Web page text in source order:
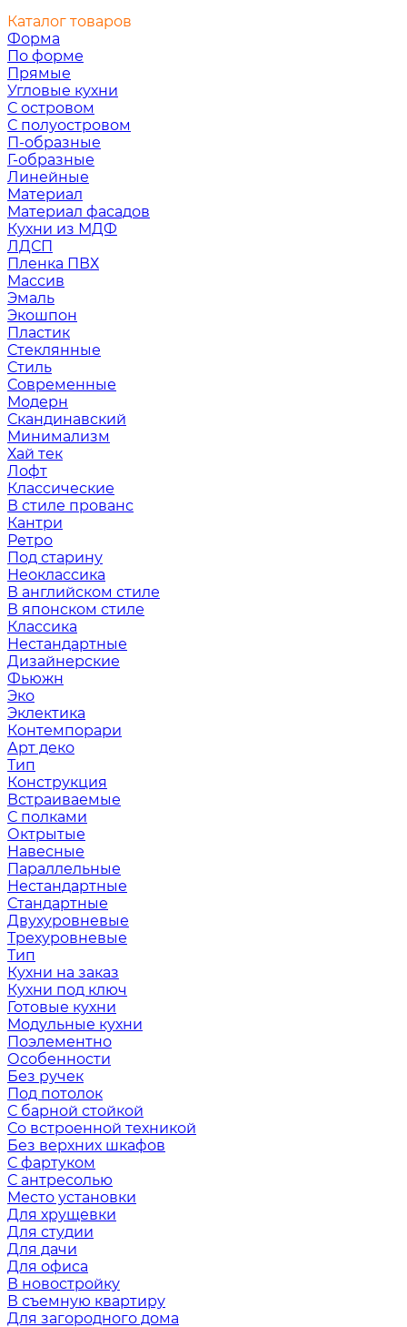
Каталог товаров
Форма
По форме
Прямые
Угловые кухни
С островом
С полуостровом
П-образные
Г-образные
Линейные
Материал
Материал фасадов
Кухни из МДФ
ЛДСП
Пленка ПВХ
Массив
Эмаль
Экошпон
Пластик
Стеклянные
Стиль
Современные
Модерн
Скандинавский
Минимализм
Хай тек
Лофт
Классические
В стиле прованс
Кантри
Ретро
Под старину
Неоклассика
В английском стиле
В японском стиле
Классика
Нестандартные
Дизайнерские
Фьюжн
Эко
Эклектика
Контемпорари
Арт деко
Тип
Конструкция
Встраиваемые
С полками
Октрытые
Навесные
Параллельные
Нестандартные
Стандартные
Двухуровневые
Трехуровневые
Тип
Кухни на заказ
Кухни под ключ
Готовые кухни
Модульные кухни
Поэлементно
Особенности
Без ручек
Под потолок
С барной стойкой
Со встроенной техникой
Без верхних шкафов
С фартуком
С антресолью
Место установки
Для хрущевки
Для студии
Для дачи
Для офиса
В новостройку
В съемную квартиру
Для загородного дома